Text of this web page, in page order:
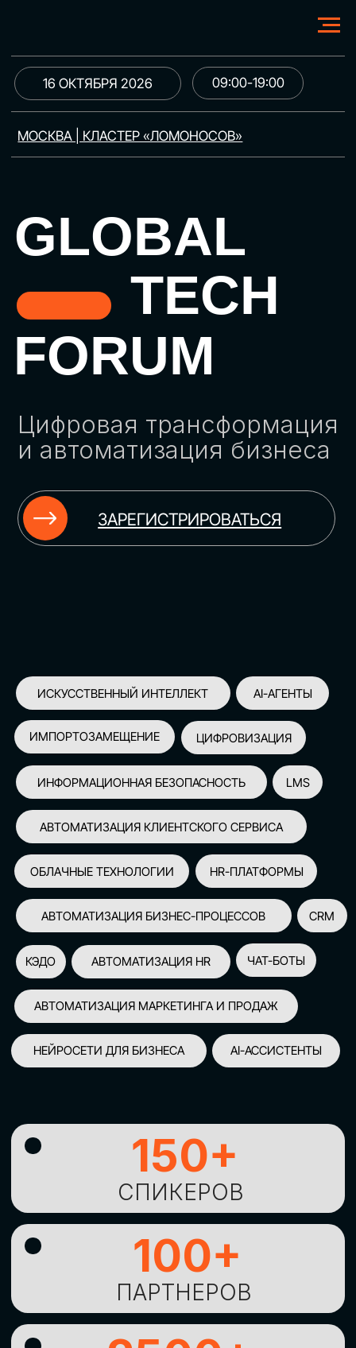
МОСКВА | КЛАСТЕР «ЛОМОНОСОВ»
GLOBAL
TECH
FORUM
Цифровая трансформация
и автоматизация бизнеса
ЗАРЕГИСТРИРОВАТЬСЯ
09:00-19:00
16 ОКТЯБРЯ 2026
ИСКУССТВЕННЫЙ ИНТЕЛЛЕКТ
НЕЙРОСЕТИ ДЛЯ БИЗНЕСА
КЭДО
ЦИФРОВИЗАЦИЯ
АВТОМАТИЗАЦИЯ HR
АВТОМАТИЗАЦИЯ МАРКЕТИНГА И ПРОДАЖ
AI-АССИСТЕНТЫ
ИМПОРТОЗАМЕЩЕНИЕ
СПИКЕРОВ
150+
ПАРТНЕРОВ
100+
УЧАСТНИКОВ
2500+
GLOBAL TECH FORUM –
ИЗУЧЕНИЯНОВЫХ
ТЕХНОЛОГИЙИ
СТРАТЕГИЧЕСКИХ
ПОДХОДОВ К ЦИФРОВОЙ
ТРАНСФОРМАЦИИ
БИЗНЕСА